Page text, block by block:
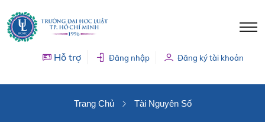
Hỗ trợ Đăng nhập Đăng ký tài khoản
Trang Chủ Tài Nguyên Số